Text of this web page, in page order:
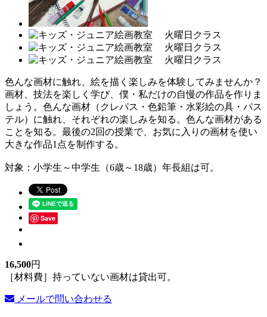
色んな画材に触れ、絵を描く楽しみを体験してみませんか？
画材、技法を楽しく学び、僕・私だけの自慢の作品を作りま
しょう。色んな画材（クレパス・色鉛筆・水彩絵の具・パス
テル）に触れ、それぞれの楽しみを知る。色んな画材がある
ことを知る。最後の2回の授業で、お気に入りの画材を使い
大きな作品1点を制作する。
対象：小学生～中学生（6歳～18歳）年長組は可。
Save
16,500円
［材料費］持っていない画材は貸出可。
メールで問い合わせる